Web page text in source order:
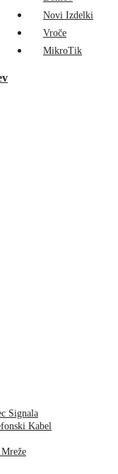
Novi Izdelki
Vroče
MikroTik
Signala
Kabel